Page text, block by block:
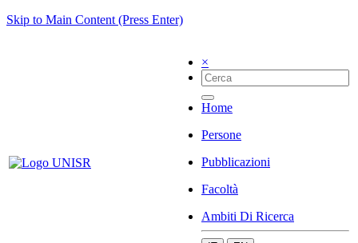
Skip to Main Content (Press Enter)
×
Home
Persone
Pubblicazioni
Facoltà
Ambiti Di Ricerca